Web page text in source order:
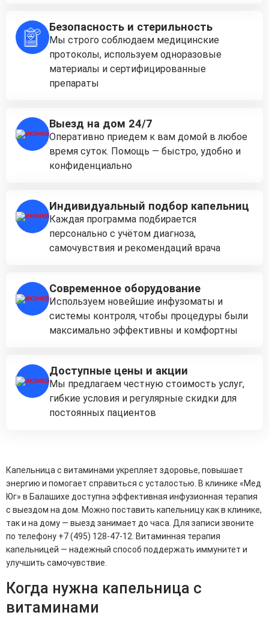
Безопасность и стерильность
Мы строго соблюдаем медицинские
протоколы, используем одноразовые
материалы и сертифицированные
препараты
Выезд на дом 24/7
Оперативно приедем к вам домой в любое
время суток. Помощь — быстро, удобно и
конфиденциально
Индивидуальный подбор капельниц
Каждая программа подбирается
персонально с учётом диагноза,
самочувствия и рекомендаций врача
Современное оборудование
Используем новейшие инфузоматы и
системы контроля, чтобы процедуры были
максимально эффективны и комфортны
Доступные цены и акции
Мы предлагаем честную стоимость услуг,
гибкие условия и регулярные скидки для
постоянных пациентов
Капельница с витаминами укрепляет здоровье, повышает
энергию и помогает справиться с усталостью. В клинике «Мед
Юг» в Балашихе доступна эффективная инфузионная терапия
с выездом на дом. Можно поставить капельницу как в клинике,
так и на дому — выезд занимает до часа. Для записи звоните
по телефону +7 (495) 128-47-12. Витаминная терапия
капельницей — надежный способ поддержать иммунитет и
улучшить самочувствие.
Когда нужна капельница с
витаминами